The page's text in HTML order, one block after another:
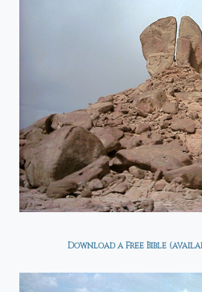
Download a Free Bible